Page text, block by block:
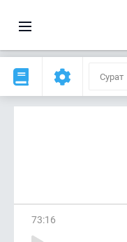
Сурат
73:16